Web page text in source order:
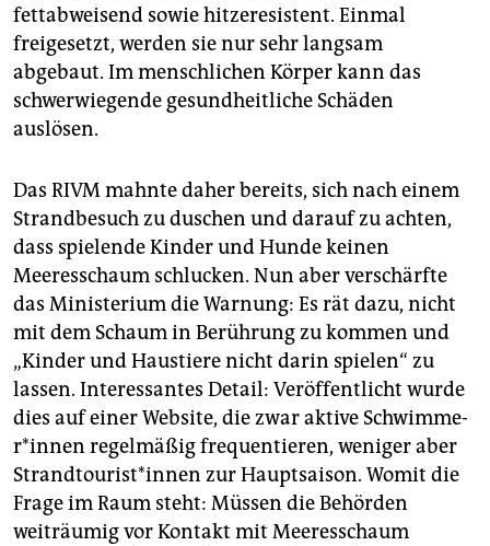
fettabweisend sowie hitzeresistent. Einmal
freigesetzt, werden sie nur sehr langsam
abgebaut. Im menschlichen Körper kann das
schwerwiegende gesundheitliche Schäden
auslösen.
Das RIVM mahnte daher bereits, sich nach einem
Strandbesuch zu duschen und darauf zu achten,
dass spielende Kinder und Hunde keinen
Meeresschaum schlucken. Nun aber verschärfte
das Ministerium die Warnung: Es rät dazu, nicht
mit dem Schaum in Berührung zu kommen und
„Kinder und Haustiere nicht darin spielen“ zu
lassen. Interessantes Detail: Veröffentlicht wurde
dies auf einer Website, die zwar aktive Schwim­me­
r*in­nen regelmäßig frequentieren, weniger aber
Strand­tou­ris­t*in­nen zur Hauptsaison. Womit die
Frage im Raum steht: Müssen die Behörden
weiträumig vor Kontakt mit Meeresschaum